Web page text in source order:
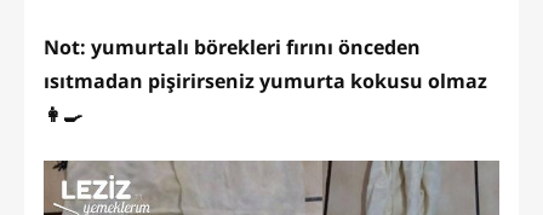
Not: yumurtalı börekleri fırını önceden
ısıtmadan pişirirseniz yumurta kokusu olmaz
👩‍🍳